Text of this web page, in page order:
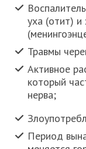
уха (отит) и
Травмы
Активное
который
нерва;
Период